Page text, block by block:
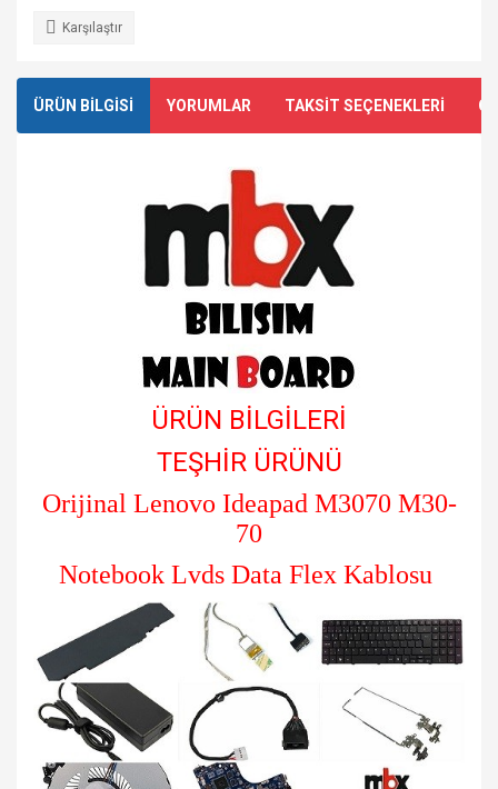
Karşılaştır
ÜRÜN BİLGİSİ YORUMLAR TAKSİT SEÇENEKLERİ
ÜRÜN BİLGİLERİ
TEŞHİR ÜRÜNÜ
Orijinal Lenovo Ideapad M3070 M30-
70
Notebook Lvds Data Flex Kablosu